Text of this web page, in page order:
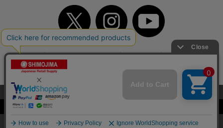
当サイトはクッキー（Cookie）を使用しています。Cookieの使用に同意いた
だける場合は「OK」をクリックしてください。
OK
TOP 初めてご利用のお客様へ ご利用案内
ご利用規約
個人情報保護方針
よくあるご質問
お問い合わせ
ピンポイントサーチ
サイトマップ
WEBカタログ 英語版TOP
Copyright© 2018 SHIMOJIMA Co.,Ltd. All Rights Reserved.